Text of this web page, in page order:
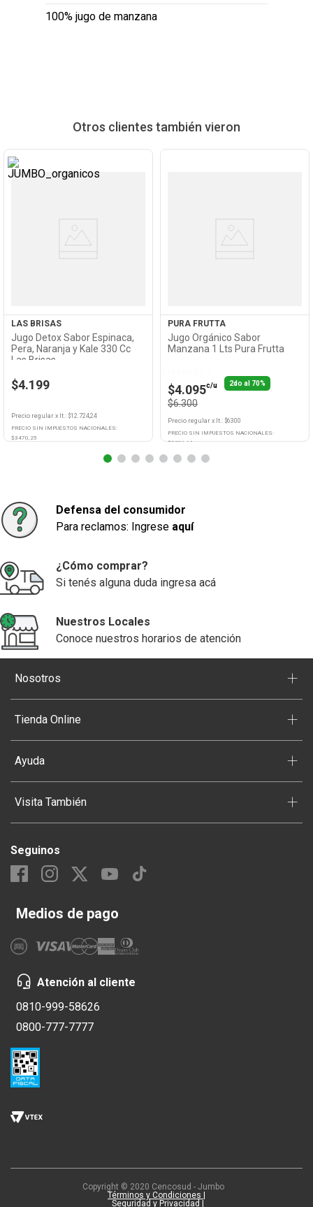
100% jugo de manzana
Otros clientes también vieron
Ver
Producto
LAS BRISAS
Jugo Detox Sabor Espinaca,
Pera, Naranja y Kale 330 Cc
Las Brisas
$4.199
Precio regular x lt.: $12.724,24
PRECIO SIN IMPUESTOS NACIONALES:
$3470,25
Ver
Producto
PURA FRUTTA
Jugo Orgánico Sabor
Manzana 1 Lts Pura Frutta
$4.095c/u 2do al 70%
$6.300
Precio regular x lt.: $6300
PRECIO SIN IMPUESTOS NACIONALES:
$5206,61
Defensa del consumidor
Para reclamos: Ingrese aquí
¿Cómo comprar?
Si tenés alguna duda ingresa acá
Nuestros Locales
Conoce nuestros horarios de atención
Nosotros +
Tienda Online +
Ayuda +
Visita También +
Seguinos
Medios de pago
Atención al cliente
0810-999-58626
0800-777-7777
Copyright © 2020 Cencosud - Jumbo
Términos y Condiciones |
Seguridad y Privacidad |